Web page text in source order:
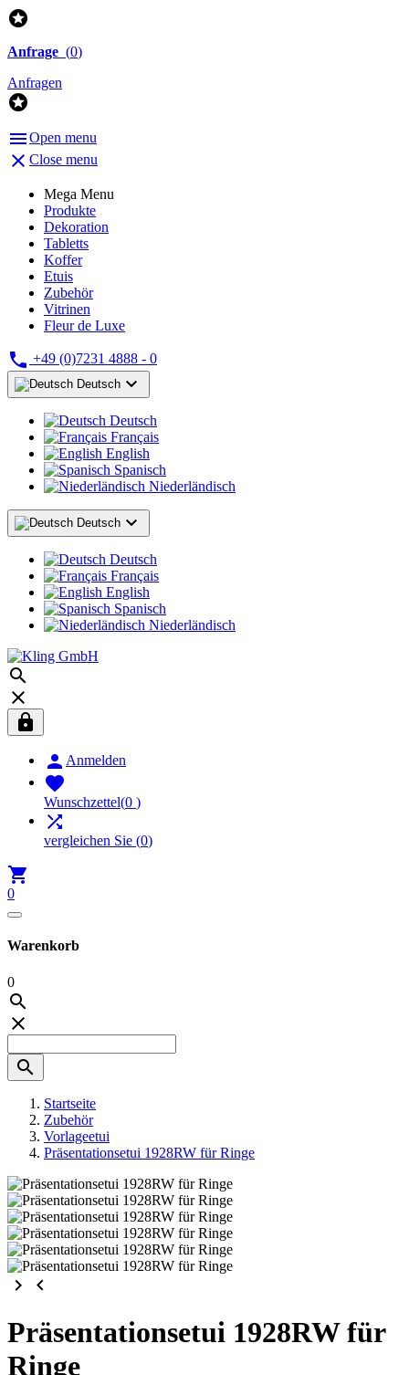

Anfrage (0)
Anfragen

Open menu
 Close menu
Mega Menu
Produkte
Dekoration
Tabletts
Koffer
Etuis
Zubehör
Vitrinen
Fleur de Luxe
 +49 (0)7231 4888 - 0
Deutsch 
Deutsch
Français
English
Spanisch
Niederländisch
Deutsch 
Deutsch
Français
English
Spanisch
Niederländisch



 Anmelden

Wunschzettel(0 )

vergleichen Sie (0)

0
Warenkorb
0



Startseite
Zubehör
Vorlageetui
Präsentationsetui 1928RW für Ringe
keyboard_arrow_right keyboard_arrow_left
Präsentationsetui 1928RW für
Ringe